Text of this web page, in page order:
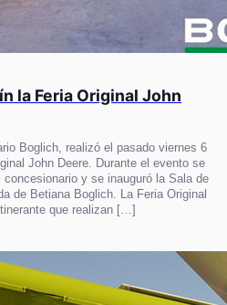
la Feria Original John
Boglich, realizó el pasado viernes 6
John Deere. Durante el evento se
y se inauguró la Sala de
de Betiana Boglich. La Feria Original
que realizan […]